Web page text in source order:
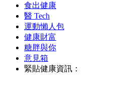
食出健康
醫 Tech
運動懶人包
健康財富
糖胖與你
意見箱
緊貼健康資訊：